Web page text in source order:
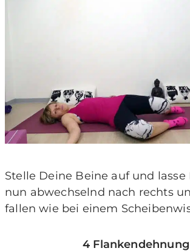
Stelle Deine Beine auf und lasse
nun abwechselnd nach rechts
fallen wie bei einem
4 Flankendehnung